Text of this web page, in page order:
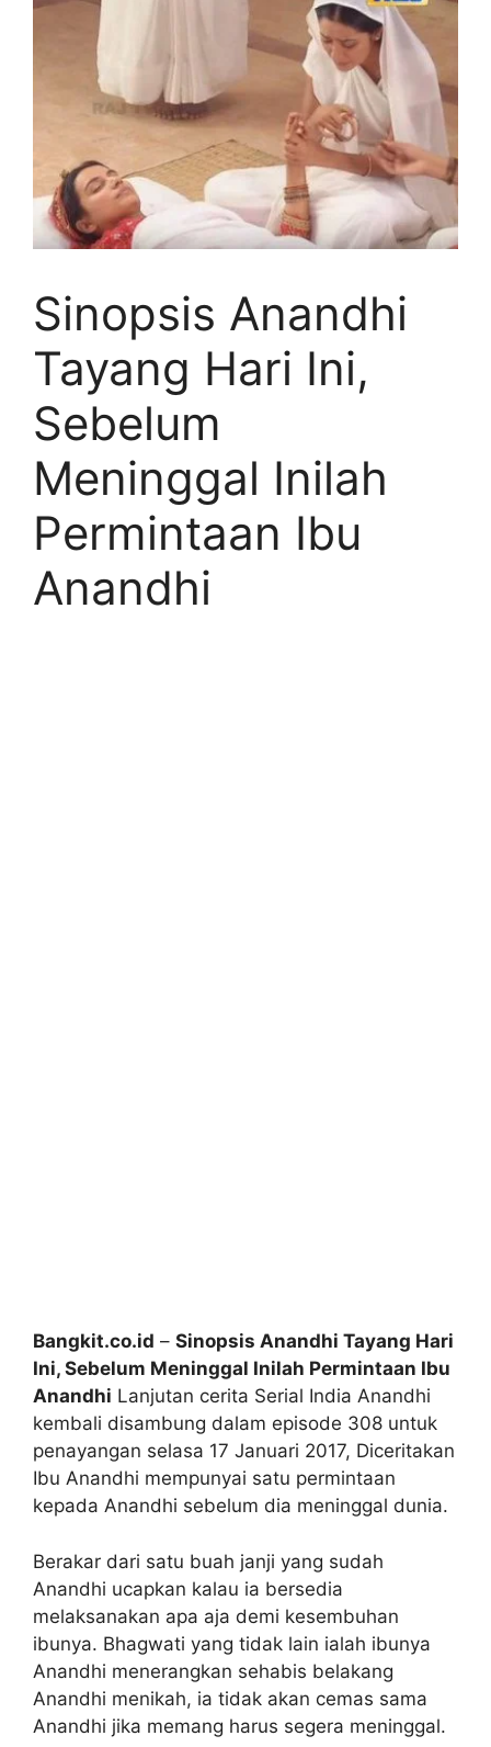
Sinopsis Anandhi
Tayang Hari Ini,
Sebelum
Meninggal Inilah
Permintaan Ibu
Anandhi
Bangkit.co.id – Sinopsis Anandhi Tayang Hari
Ini, Sebelum Meninggal Inilah Permintaan Ibu
Anandhi Lanjutan cerita Serial India Anandhi
kembali disambung dalam episode 308 untuk
penayangan selasa 17 Januari 2017, Diceritakan
Ibu Anandhi mempunyai satu permintaan
kepada Anandhi sebelum dia meninggal dunia.
Berakar dari satu buah janji yang sudah
Anandhi ucapkan kalau ia bersedia
melaksanakan apa aja demi kesembuhan
ibunya. Bhagwati yang tidak lain ialah ibunya
Anandhi menerangkan sehabis belakang
Anandhi menikah, ia tidak akan cemas sama
Anandhi jika memang harus segera meninggal.